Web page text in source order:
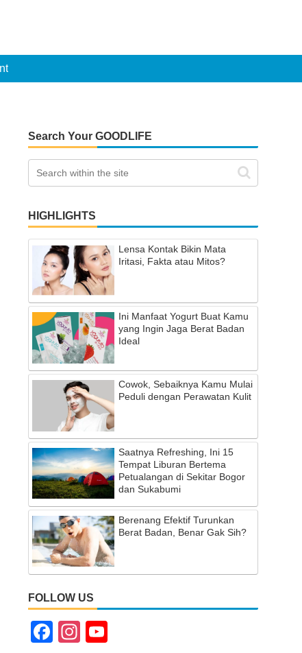
Search Your GOODLIFE
HIGHLIGHTS
Lensa Kontak Bikin Mata
Iritasi, Fakta atau Mitos?
Ini Manfaat Yogurt Buat Kamu
yang Ingin Jaga Berat Badan
Ideal
Cowok, Sebaiknya Kamu Mulai
Peduli dengan Perawatan Kulit
Saatnya Refreshing, Ini 15
Tempat Liburan Bertema
Petualangan di Sekitar Bogor
dan Sukabumi
Berenang Efektif Turunkan
Berat Badan, Benar Gak Sih?
FOLLOW US
F
In